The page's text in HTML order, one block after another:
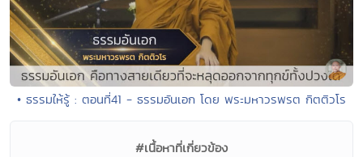
• ธรรมให้รู้ : ตอนที่41 - ธรรมอันเอก โดย พระมหาวรพรต กิตติวโร
#เนื้อหาที่เกี่ยวข้อง